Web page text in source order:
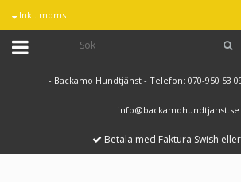
Inkl. moms
- Backamo Hundtjänst - Telefon: 070-950 53
info@backamohundtjanst.se
Betala med Faktura Swish